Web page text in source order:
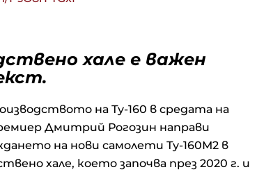
хале е важен
на Ту-160 в средата на
Дмитрий Рогозин направи
на нови самолети Ту-160М2 в
хале, което започва през 2020 г. и